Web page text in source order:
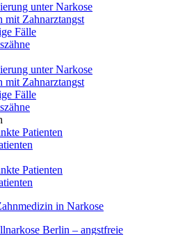
unter Narkose
mit Zahnarztangst
Fälle
unter Narkose
mit Zahnarztangst
Fälle
Patienten
Patienten
in Narkose